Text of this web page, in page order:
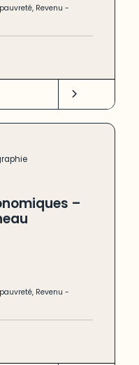
, Revenu -
–
, Revenu -